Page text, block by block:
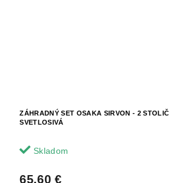
ZÁHRADNÝ SET OSAKA SIRVON - 2
SVETLOSIVÁ
Skladom
65.60 €